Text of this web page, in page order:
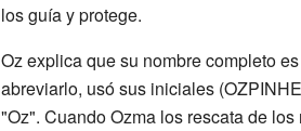
los guía y protege.
Oz explica que su nombre completo
abreviarlo, usó sus iniciales
"Oz". Cuando Ozma los rescata de